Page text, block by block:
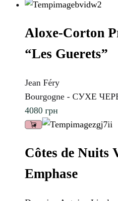
Aloxe-Corton
“Les Guerets”
Jean Féry
Bourgogne - СУХЕ
4080 грн
Côtes de Nuits
Emphase